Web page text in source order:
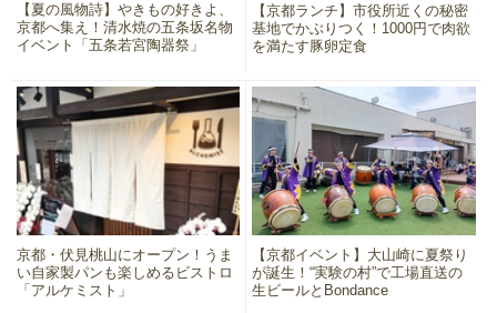
【夏の風物詩】やきもの好きよ、
京都へ集え！清水焼の五条坂名物
イベント「五条若宮陶器祭」
【京都ランチ】市役所近くの秘密
基地でかぶりつく！1000円で肉欲
を満たす豚卵定食
京都・伏見桃山にオープン！うま
い自家製パンも楽しめるビストロ
「アルケミスト」
【京都イベント】大山崎に夏祭り
が誕生！“実験の村”で工場直送の
生ビールとBondance